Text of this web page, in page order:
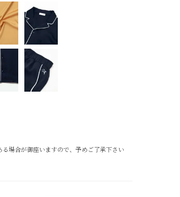
場合が御座いますので、予めご了承下さい